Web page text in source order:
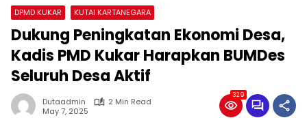
DPMD KUKAR KUTAI KARTANEGARA
Dukung Peningkatan Ekonomi Desa,
Kadis PMD Kukar Harapkan BUMDes
Seluruh Desa Aktif
Dutaadmin
2 Min Read
May 7, 2025
329